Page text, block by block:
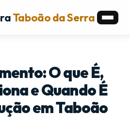
Taboão da Serra
O que É,
e Quando É
em Taboão